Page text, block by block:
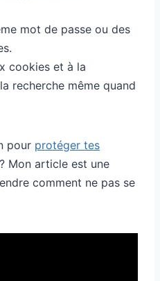
mot de passe ou des
cookies et à la
recherche même quand
pour protéger tes
? Mon article est une
comment ne pas se